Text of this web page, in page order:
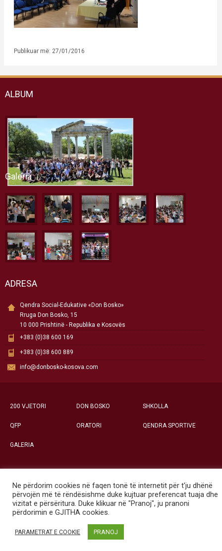
Publikuar më: 27/01/2016
ALBUM
Galeria
ADRESA
Qendra Social-Edukative «Don Bosko»
Rruga Don Bosko, 15
10 000 Prishtinë - Republika e Kosovës
+383 (0)38 600 169
+383 (0)38 600 889
info@donbosko-kosova.com
200 VJETORI DON BOSKO SHKOLLA
QFP ORATORI QENDRA SPORTIVE
GALERIA
Të gjitha të drejtat e rezervuara ©
Qendra Social-Edukative «Don Bosko» - Prishtinë
Ne përdorim cookies në faqen tonë të internetit për t'ju dhënë
përvojën më të rëndësishme duke kujtuar preferencat tuaja dhe
vizitat e përsëritura. Duke klikuar në "Pranoj", ju pranoni
përdorimin e GJITHA cookies.
PARAMETRAT E COOKIE PRANOJ